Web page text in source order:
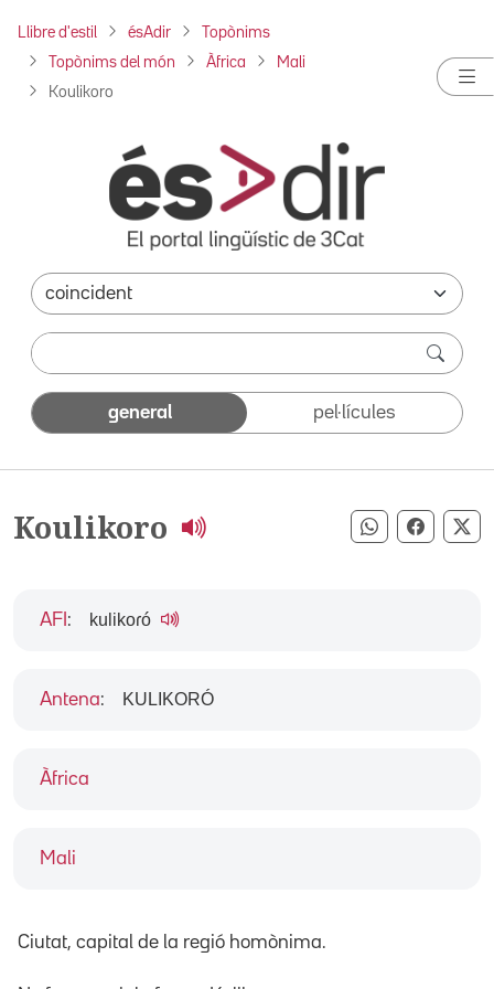
Llibre d'estil ésAdir Topònims
Topònims del món Àfrica Mali
Koulikoro
general pel·lícules
Koulikoro Compartir
Àfrica
Mali
AFI : kulikoɾó
Antena: KULIKORÓ
Ciutat, capital de la regió homònima.